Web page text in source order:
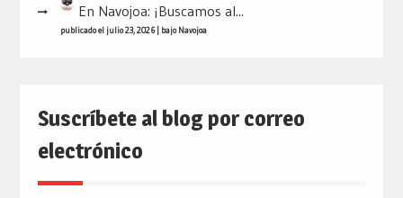
En Navojoa: ¡Buscamos al...
publicado el julio 23, 2026| bajoNavojoa
Suscríbete al blog por correo
electrónico